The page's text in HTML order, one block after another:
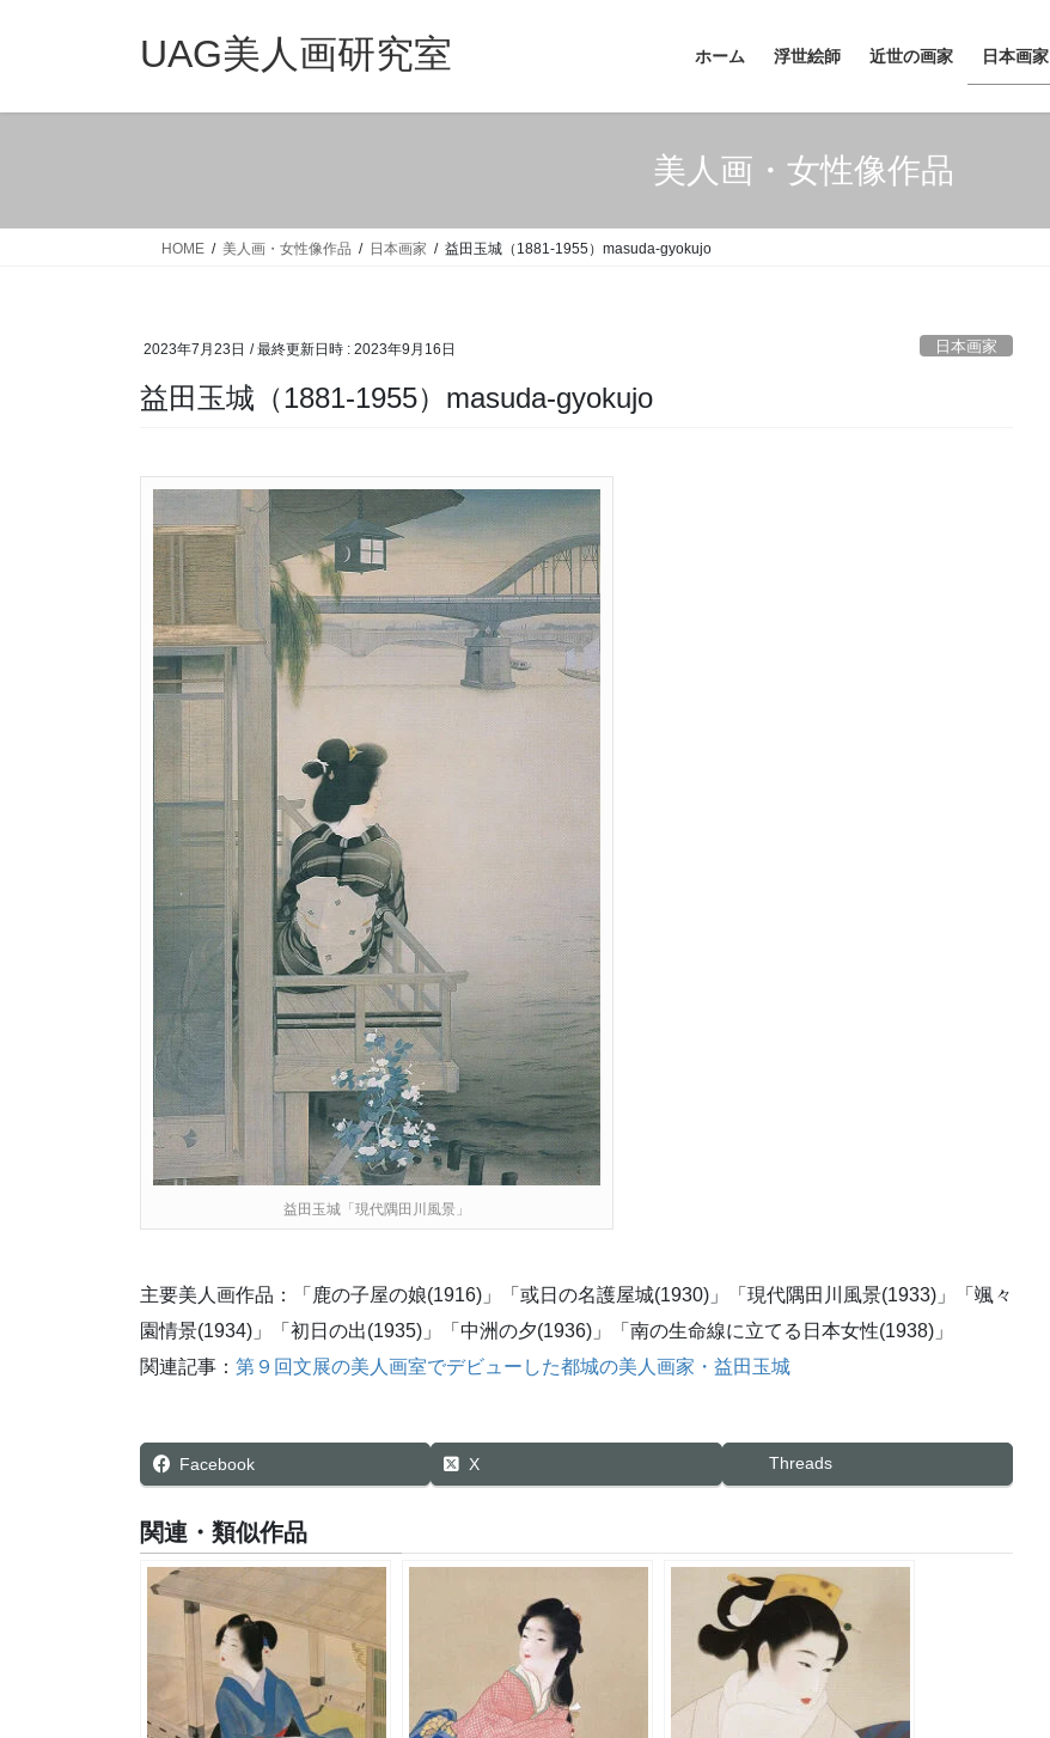
UAG美人画研究室 ホーム 浮世絵師 近世の画家 日本画家
美人画・女性像作品
HOME 美人画・女性像作品 日本画家 益田玉城（1881-1955）masuda-gyokujo
2023年7月23日 / 最終更新日時 : 2023年9月16日 日本画家
益田玉城（1881-1955）masuda-gyokujo
益田玉城「現代隅田川風景」
主要美人画作品：「鹿の子屋の娘(1916)」「或日の名護屋城(1930)」「現代隅田川風景(1933)」「颯々
園情景(1934)」「初日の出(1935)」「中洲の夕(1936)」「南の生命線に立てる日本女性(1938)」
関連記事： 第９回文展の美人画室でデビューした都城の美人画家・益田玉城
Facebook X Threads
関連・類似作品